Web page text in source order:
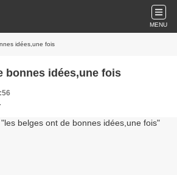
MENU
idées,une fois
bonnes idées,une fois